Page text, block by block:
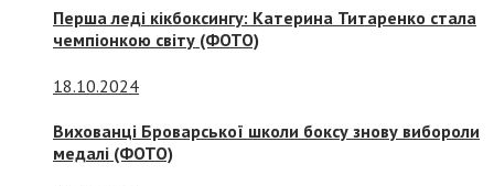
Перша леді кікбоксингу: Катерина Титаренко стала
чемпіонкою світу (ФОТО)
18.10.2024
Вихованці Броварської школи боксу знову вибороли
медалі (ФОТО)